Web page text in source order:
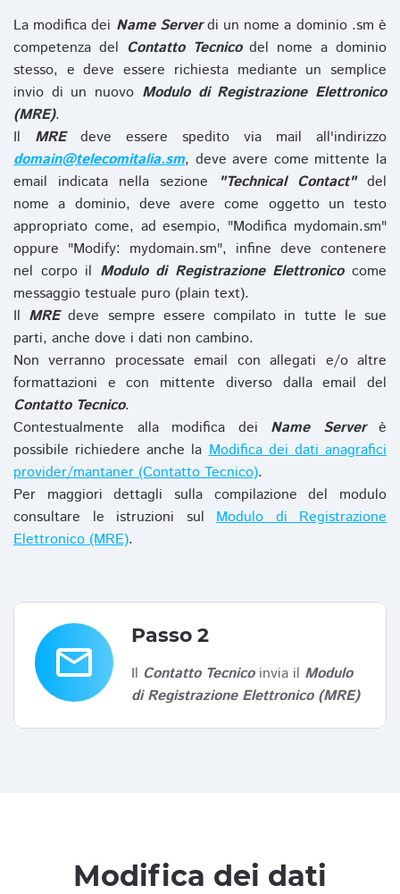
La modifica dei Name Serverdi un nome a dominio .sm è
competenza del Contatto Tecnicodel nome a dominio
stesso, e deve essere richiesta mediante un semplice
invio di un nuovo Modulo di Registrazione Elettronico
(MRE).
Il MREdeve essere spedito via mail all'indirizzo
domain@telecomitalia.sm, deve avere come mittente la
email indicata nella sezione
"Technical Contact"del
nome a dominio, deve avere come oggetto un testo
appropriato come, ad esempio, "Modifica mydomain.sm"
oppure "Modify: mydomain.sm", infine deve contenere
nel corpo il Modulo di Registrazione Elettronicocome
messaggio testuale puro (plain text).
Il MREdeve sempre essere compilato in tutte le sue
parti, anche dove i dati non cambino.
Non verranno processate email con allegati e/o altre
formattazioni e con mittente diverso dalla email del
Contatto Tecnico.
Contestualmente alla modifica dei Name Serverè
possibile richiedere anche laModifica dei dati anagrafici
provider/mantaner (Contatto Tecnico).
Per maggiori dettagli sulla compilazione del modulo
consultare le istruzioni sul Modulo di Registrazione
Elettronico (MRE).
email
Passo 2
Il Contatto Tecnicoinvia il Modulo
di Registrazione Elettronico (MRE)
Modifica dei dati